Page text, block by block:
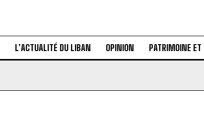
L’ACTUALITÉ DU LIBAN OPINION PATRIMOINE ET